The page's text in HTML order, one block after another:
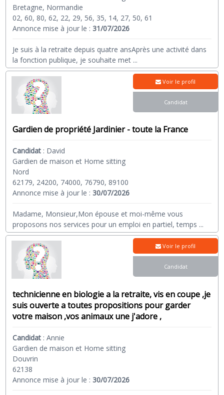
Bretagne, Normandie
02, 60, 80, 62, 22, 29, 56, 35, 14, 27, 50, 61
Annonce mise à jour le :31/07/2026
Je suis à la retraite depuis quatre ansAprès une activité dans
la fonction publique, je souhaite met ...
Gardien de propriété Jardinier - toute la France
Candidat : David
Gardien de maison et Home sitting
Nord
62179, 24200, 74000, 76790, 89100
Annonce mise à jour le :30/07/2026
Madame, Monsieur,Mon épouse et moi-même vous
proposons nos services pour un emploi en partiel, temps ...
Voir le profil
Candidat
technicienne en biologie a la retraite, vis en coupe ,je
suis ouverte a toutes propositions pour garder
votre maison ,vos animaux une j'adore ,
Candidat :Annie
Gardien de maison et Home sitting
Douvrin
62138
Annonce mise à jour le :30/07/2026
Voir le profil
Candidat